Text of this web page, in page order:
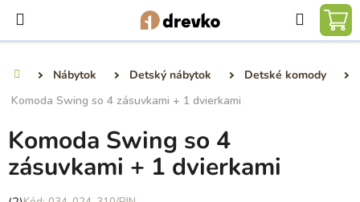
obsah
Hľadať
Nábytok Detský nábytok
Detské komody
Komoda Swing so 4 zásuvkami + 1 dvierkami
Komoda Swing so 4
zásuvkami + 1 dvierkami